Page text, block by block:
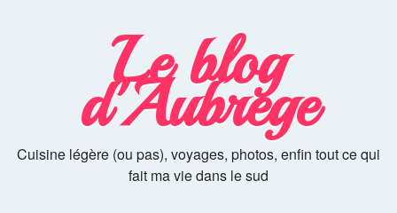
Le blog
d'Aubrege
Cuisine légère (ou pas), voyages, photos, enfin tout ce qui
fait ma vie dans le sud